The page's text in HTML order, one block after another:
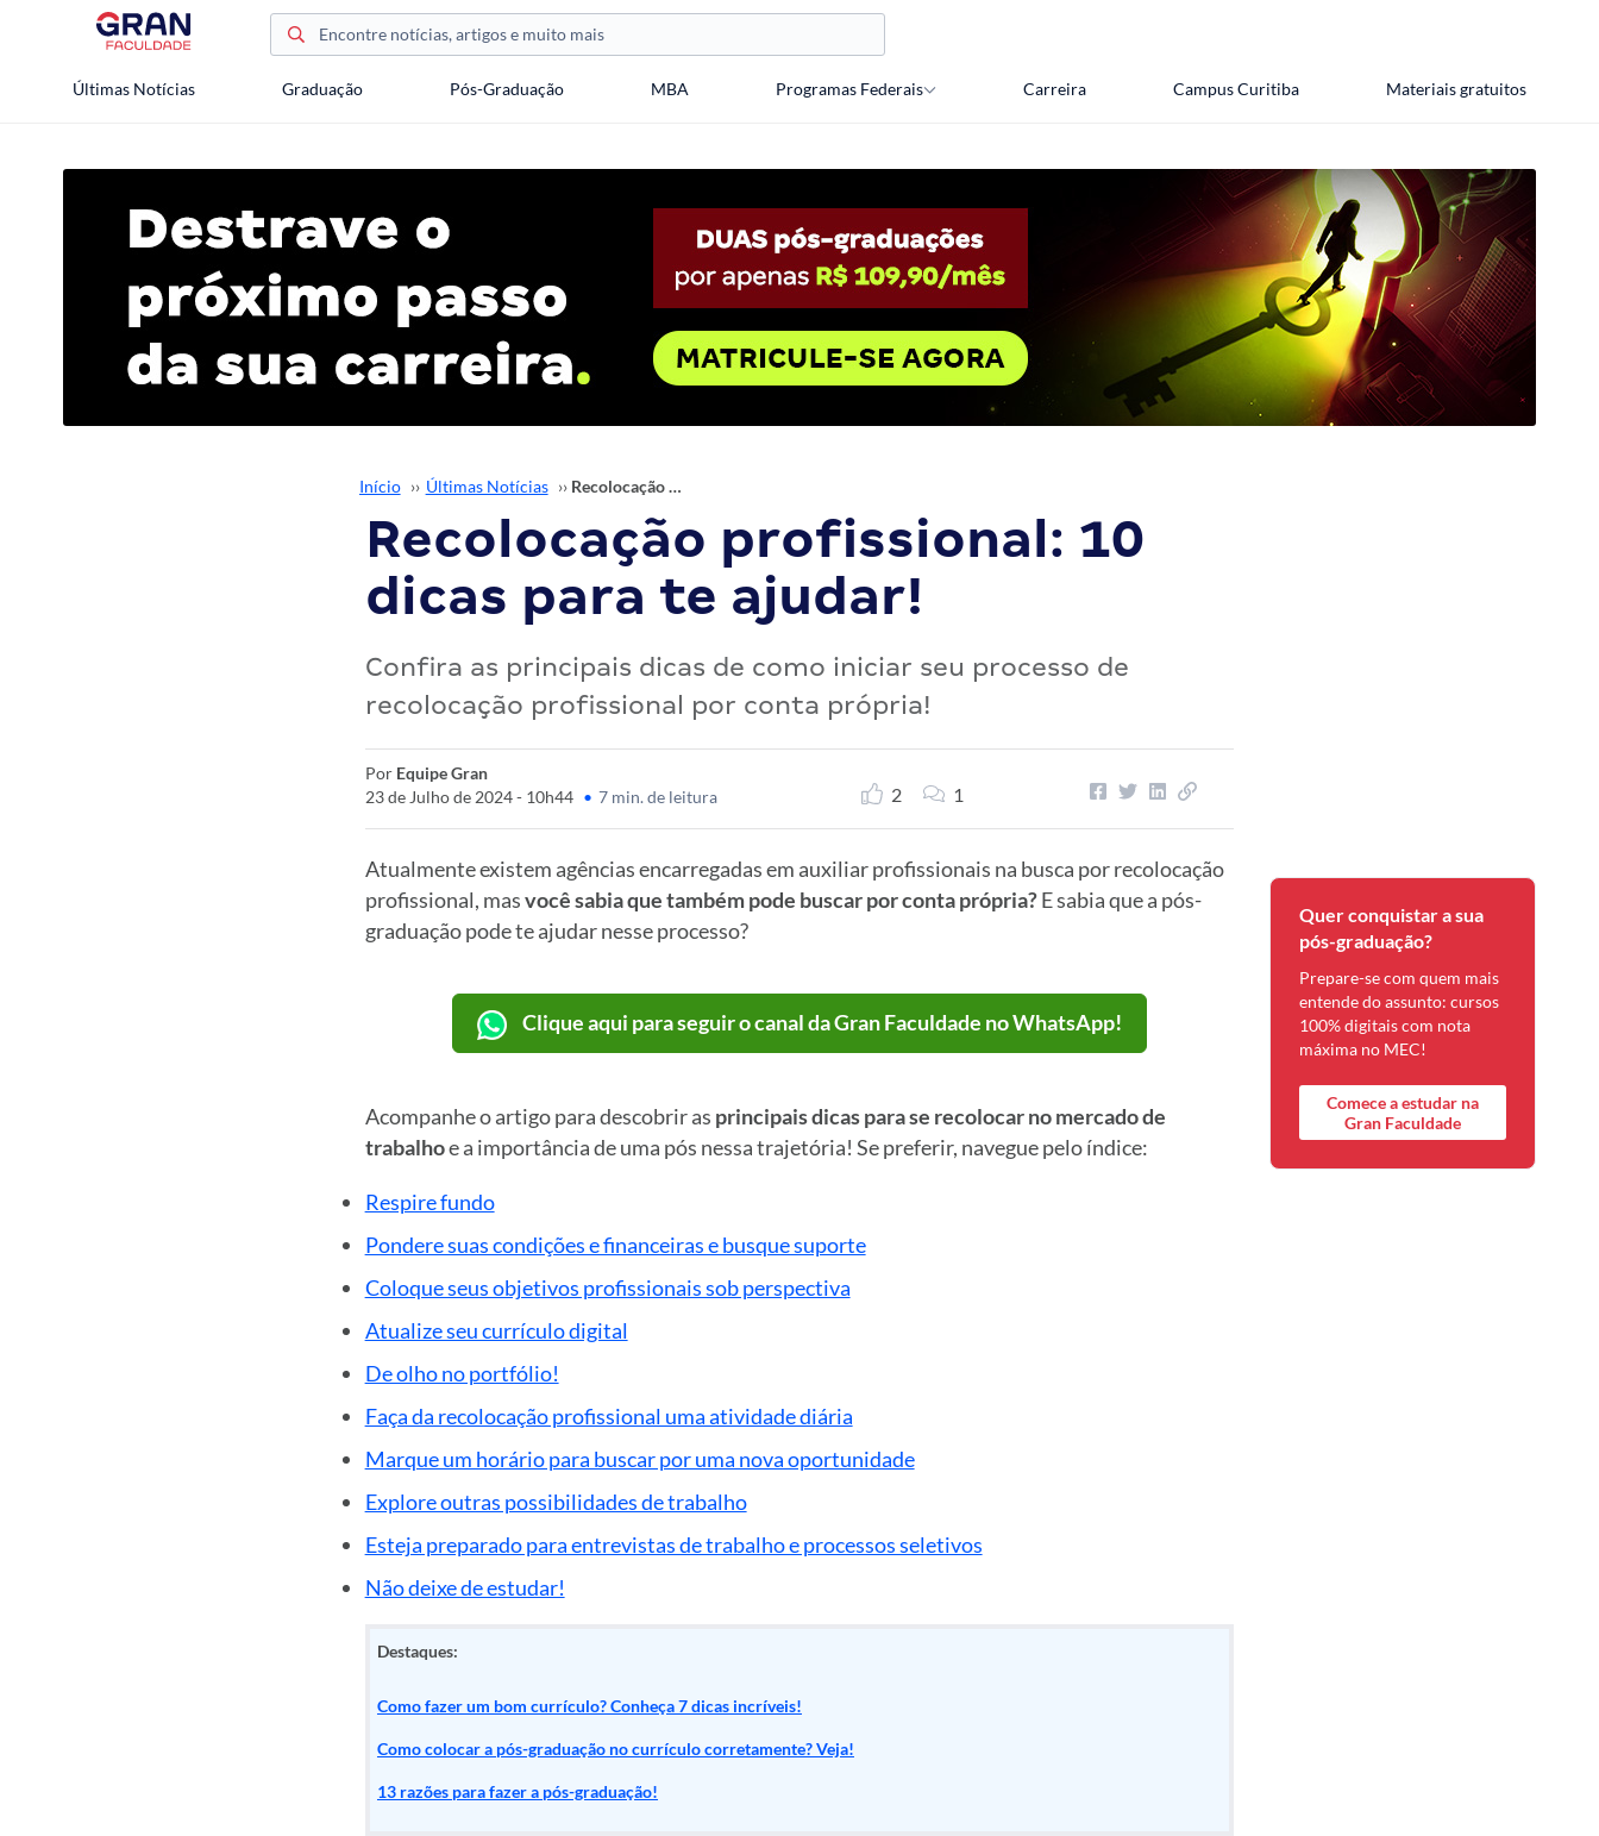
Últimas Notícias Graduação Pós-Graduação MBA Programas Federais Carreira Campus Curitiba Materiais gratuitos
Início ›› Últimas Notícias ›› Recolocação profissional: 10 dicas para te ajudar!
Recolocação profissional: 10
dicas para te ajudar!
Confira as principais dicas de como iniciar seu processo de
recolocação profissional por conta própria!
Por Equipe Gran
23 de Julho de 2024 - 10h44 • 7 min. de leitura 2 1
Atualmente existem agências encarregadas em auxiliar profissionais na busca por recolocação
profissional, masvocê sabia que também pode buscar por conta própria?E sabia que a pós-
graduação pode te ajudar nesse processo?
Clique aqui para seguir o canal da Gran Faculdade no WhatsApp!
Acompanhe o artigo para descobrir as principais dicas para se recolocar no mercado de
trabalhoe a importância de uma pós nessa trajetória! Se preferir, navegue pelo índice:
Respire fundo
Pondere suas condições e financeiras e busque suporte
Coloque seus objetivos profissionais sob perspectiva
Atualize seu currículo digital
De olho no portfólio!
Faça da recolocação profissional uma atividade diária
Marque um horário para buscar por uma nova oportunidade
Explore outras possibilidades de trabalho
Esteja preparado para entrevistas de trabalho e processos seletivos
Não deixe de estudar!
Destaques:
Como fazer um bom currículo? Conheça 7 dicas incríveis!
Como colocar a pós-graduação no currículo corretamente? Veja!
13 razões para fazer a pós-graduação!
Quer conquistar a sua
pós-graduação?
Prepare-se com quem mais
entende do assunto: cursos
100% digitais com nota
máxima no MEC!
Comece a estudar na
Gran Faculdade